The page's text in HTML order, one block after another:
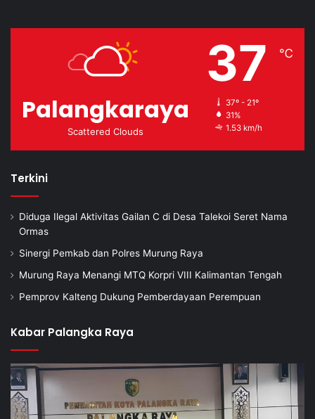
Palangkaraya
Scattered Clouds
37 ℃
37º - 21º
31%
1.53 km/h
Terkini
Diduga Ilegal Aktivitas Gailan C di Desa Talekoi Seret Nama
Ormas
Sinergi Pemkab dan Polres Murung Raya
Murung Raya Menangi MTQ Korpri VIII Kalimantan Tengah
Pemprov Kalteng Dukung Pemberdayaan Perempuan
Kabar Palangka Raya